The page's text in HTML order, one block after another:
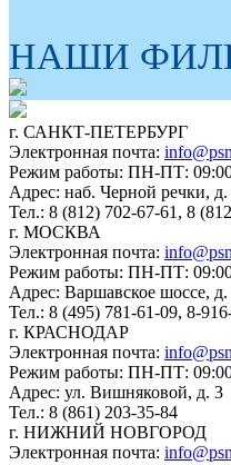
НАШИ
г. САНКТ-ПЕТЕРБУРГ
Электронная почта:
Режим работы: ПН-ПТ:
Адрес: наб. Черной речки, д.
Тел.: 8 (812) 702-67-61, 8
г. МОСКВА
Электронная почта:
Режим работы: ПН-ПТ:
Адрес: Варшавское шоссе, д.
Тел.: 8 (495) 781-61-09, 8-
г. КРАСНОДАР
Электронная почта:
Режим работы: ПН-ПТ:
Адрес: ул. Вишняковой, д. 3
Тел.: 8 (861) 203-35-84
г. НИЖНИЙ НОВГОРОД
Электронная почта: